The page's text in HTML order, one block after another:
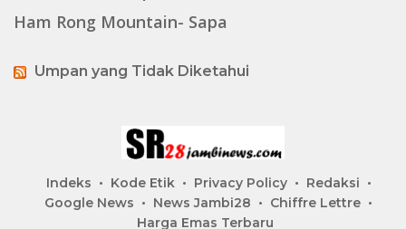
Ham Rong Mountain- Sapa
Umpan yang Tidak Diketahui
Indeks Kode Etik Privacy Policy
Redaksi
Google News
News Jambi28
Chiffre Lettre
Harga Emas Terbaru